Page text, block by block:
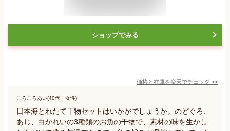
ショップでみる
価格と在庫を楽天でチェック >>
ころころあい(40代・女性)
日本海とれたて干物セットはいかがでしょうか。のどぐろ、
あじ、白かれいの3種類のお魚の干物で、素材の味を生かし